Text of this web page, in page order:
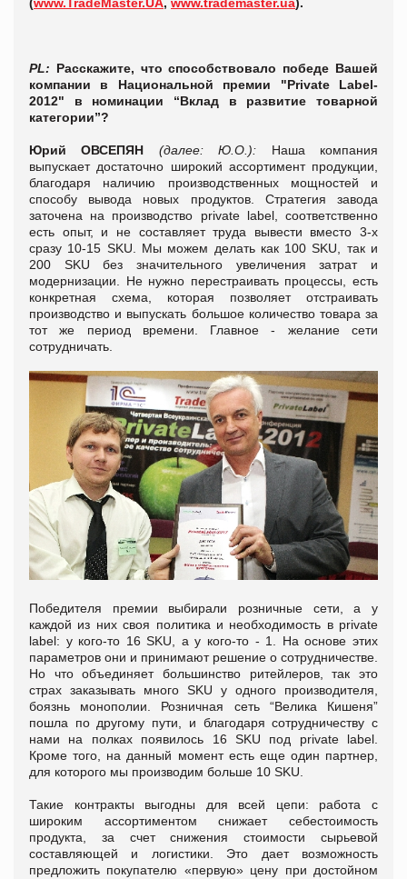
PL: Расскажите, что способствовало победе Вашей
компании в Национальной премии "Private Label-
2012" в номинации “Вклад в развитие товарной
категории”?
Юрий ОВСЕПЯН (далее: Ю.О.): Наша компания
выпускает достаточно широкий ассортимент продукции,
благодаря наличию производственных мощностей и
способу вывода новых продуктов. Стратегия завода
заточена на производство private label, соответственно
есть опыт, и не составляет труда вывести вместо 3-х
сразу 10-15 SKU. Мы можем делать как 100 SKU, так и
200 SKU без значительного увеличения затрат и
модернизации. Не нужно перестраивать процессы, есть
конкретная схема, которая позволяет отстраивать
производство и выпускать большое количество товара за
тот же период времени. Главное - желание сети
сотрудничать.
Победителя премии выбирали розничные сети, а у
каждой из них своя политика и необходимость в private
label: у кого-то 16 SKU, а у кого-то - 1. На основе этих
параметров они и принимают решение о сотрудничестве.
Но что объединяет большинство ритейлеров, так это
страх заказывать много SKU у одного производителя,
боязнь монополии. Розничная сеть “Велика Кишеня”
пошла по другому пути, и благодаря сотрудничеству с
нами на полках появилось 16 SKU под private label.
Кроме того, на данный момент есть еще один партнер,
для которого мы производим больше 10 SKU.
Такие контракты выгодны для всей цепи: работа с
широким ассортиментом снижает себестоимость
продукта, за счет снижения стоимости сырьевой
составляющей и логистики. Это дает возможность
предложить покупателю «первую» цену при достойном